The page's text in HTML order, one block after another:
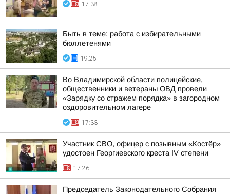
17:38
Быть в теме: работа с избирательными
бюллетенями
19:25
Во Владимирской области полицейские,
общественники и ветераны ОВД провели
«Зарядку со стражем порядка» в загородном
оздоровительном лагере
17:33
Участник СВО, офицер с позывным «Костёр»
удостоен Георгиевского креста IV степени
17:26
Председатель Законодательного Собрания